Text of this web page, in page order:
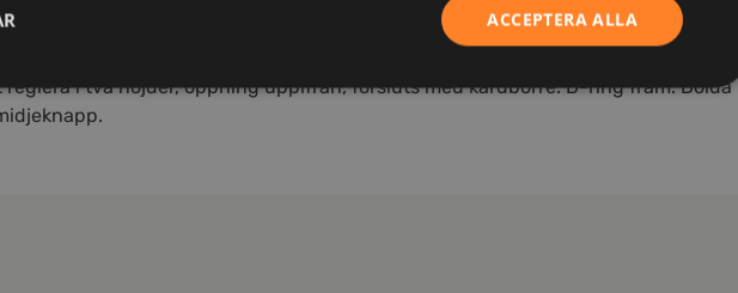
vardera ben á 5 cm. Benfickor med övervidd och dragkedja på båda sidor,
Infällda bakfickor. Bredare bälteshälla baktill för att undvika tryck från bälte vid
i två höjder, öppning uppifrån, försluts med kardborre. D-ring fram. Dolda
ACCEPTERA ALLA